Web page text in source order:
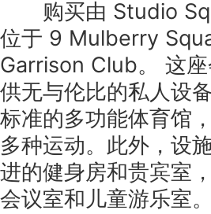
购买由 Studio
位于 9 Mulberry
Garrison Club。 这
供无与伦比的私人设
标准的多功能体育馆
多种运动。此外，设
进的健身房和贵宾室
会议室和儿童游乐室